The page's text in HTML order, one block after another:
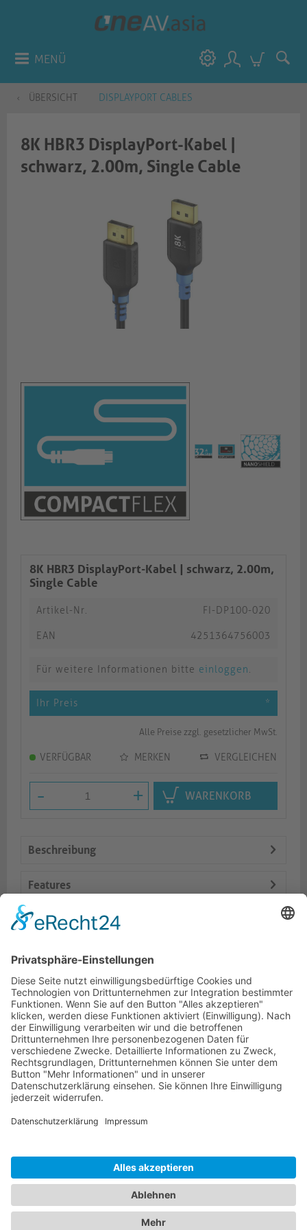
MENÜ
ÜBERSICHT DISPLAYPORT CABLES
8K HBR3 DisplayPort-Kabel |
schwarz, 2.00m, Single Cable​​​​​​​​​​​​​​
8K HBR3 DisplayPort-Kabel | schwarz, 2.00m,
Single Cable​​​​​​​​​​​​​​
Artikel-Nr. FI-DP100-020
EAN 4251364756003
Für weitere Informationen bitte einloggen.
Ihr Preis *
Alle Preise zzgl. gesetzlicher MwSt.
VERFÜGBAR MERKEN VERGLEICHEN
- + WARENKORB
Beschreibung
Features
Logistik
Dokumente
Ähnliche Artikel
HOTLINE
ONEAV.EU
NEWSLETTER